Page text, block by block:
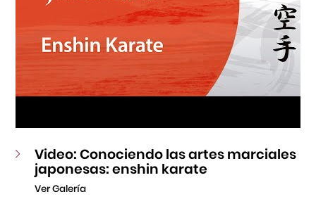
Video: Conociendo las artes marciales
japonesas: enshin karate
Ver Galería